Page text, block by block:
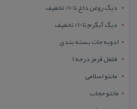
دیگ روغن داغ تا 10% تخفیف
دیگ آبگرم تا 10% تخفیف
ادویه جات بسته بندی
فلفل قرمز درجه 1
مانتو اسلامی
مانتو حجاب